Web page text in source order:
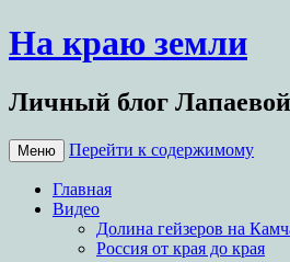
На краю земли
Личный блог
Меню Перейти к содержимому
Главная
Видео
Долина гейзеров на
Россия от края до края